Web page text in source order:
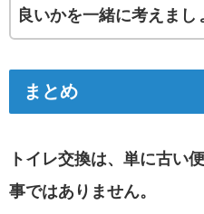
良いかを一緒に考えまし
まとめ
トイレ交換は、単に古い
事ではありません。